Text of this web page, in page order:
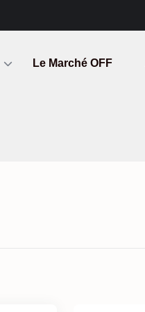
Le Marché OFF